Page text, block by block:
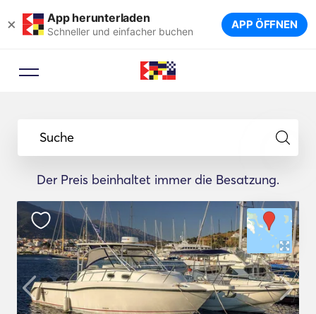
× App herunterladen
Schneller und einfacher buchen APP ÖFFNEN
Suche
Der Preis beinhaltet immer die Besatzung.